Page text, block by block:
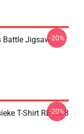
Battle Jigsaw-20%
T-Shirt RB1608
-20%